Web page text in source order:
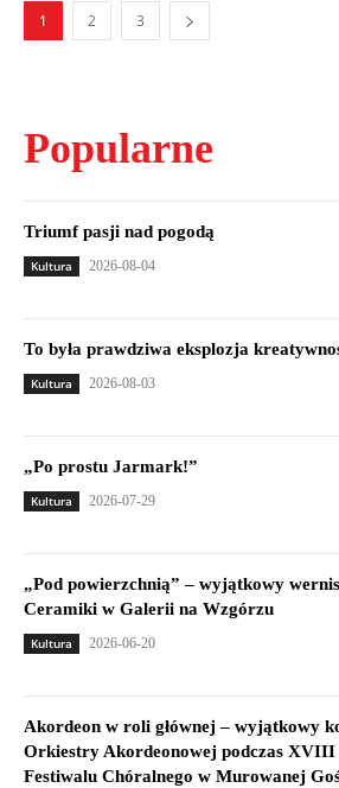
1 2 3
Popularne
Triumf pasji nad pogodą
Kultura 2026-08-04
To była prawdziwa eksplozja
Kultura 2026-08-03
„Po prostu Jarmark!”
Kultura 2026-07-29
„Pod powierzchnią” – wyjątkowy
Ceramiki w Galerii na Wzgórzu
Kultura 2026-06-20
Akordeon w roli głównej – wyjątkowy
Orkiestry Akordeonowej podczas XVIII
Festiwalu Chóralnego w Murowanej